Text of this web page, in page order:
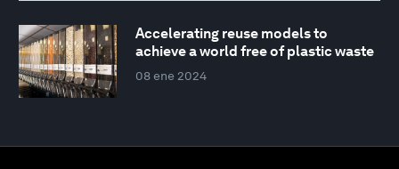
Accelerating reuse models to
achieve a world free of plastic waste
08 ene 2024